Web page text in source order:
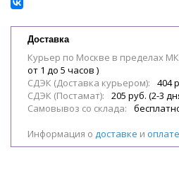
Доставка
Курьер по Москве в пределах
от 1 до 5 часов )
СДЭК (Доставка курьером):
404
СДЭК (Постамат):
205 руб. (2-3
Самовывоз со склада:
Информация о доставке и оплате